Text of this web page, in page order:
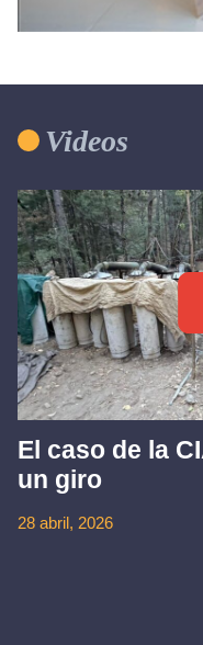
Videos
El caso de la
un giro
28 abril, 2026